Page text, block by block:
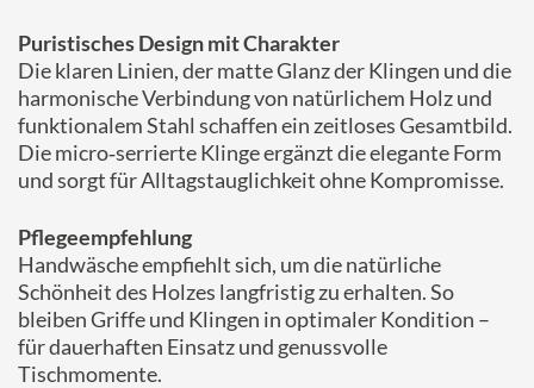
Puristisches Design mit Charakter
Die klaren Linien, der matte Glanz der Klingen und die
harmonische Verbindung von natürlichem Holz und
funktionalem Stahl schaffen ein zeitloses Gesamtbild.
Die micro‑serrierte Klinge ergänzt die elegante Form
und sorgt für Alltagstauglichkeit ohne Kompromisse.
Pflegeempfehlung
Handwäsche empfiehlt sich, um die natürliche
Schönheit des Holzes langfristig zu erhalten. So
bleiben Griffe und Klingen in optimaler Kondition –
für dauerhaften Einsatz und genussvolle
Tischmomente.